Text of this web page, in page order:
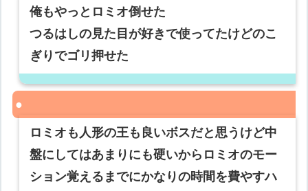
俺もやっとロミオ倒せた
つるはしの見た目が好きで使ってたけどのこ
ぎりでゴリ押せた
ロミオも人形の王も良いボスだと思うけど中
盤にしてはあまりにも硬いからロミオのモー
ション覚えるまでにかなりの時間を費やすハ